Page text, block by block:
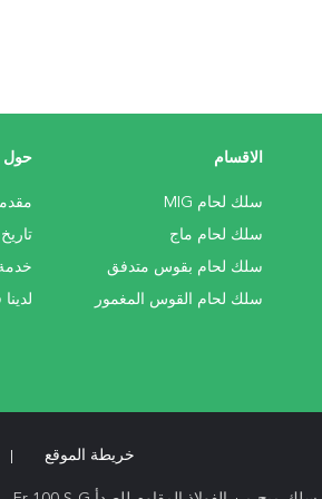
الاقسام
سلك لحام MIG
سلك لحام ماج
سلك لحام بقوس متدفق
سلك لحام القوس المغمور
حول
تاريخ
خريطة الموقع